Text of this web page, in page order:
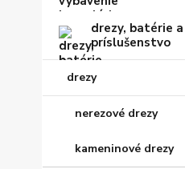
drezy, batérie a
príslušenstvo
drezy
nerezové drezy
kameninové drezy